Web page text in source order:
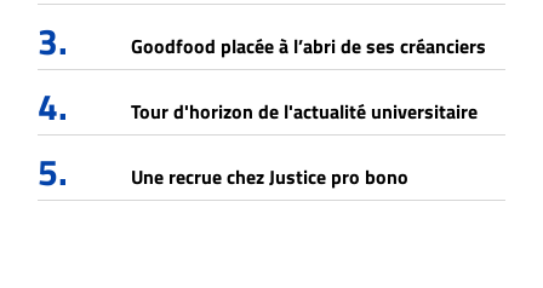
3. Goodfood placée à l’abri de ses créanciers
4. Tour d'horizon de l'actualité universitaire
5. Une recrue chez Justice pro bono